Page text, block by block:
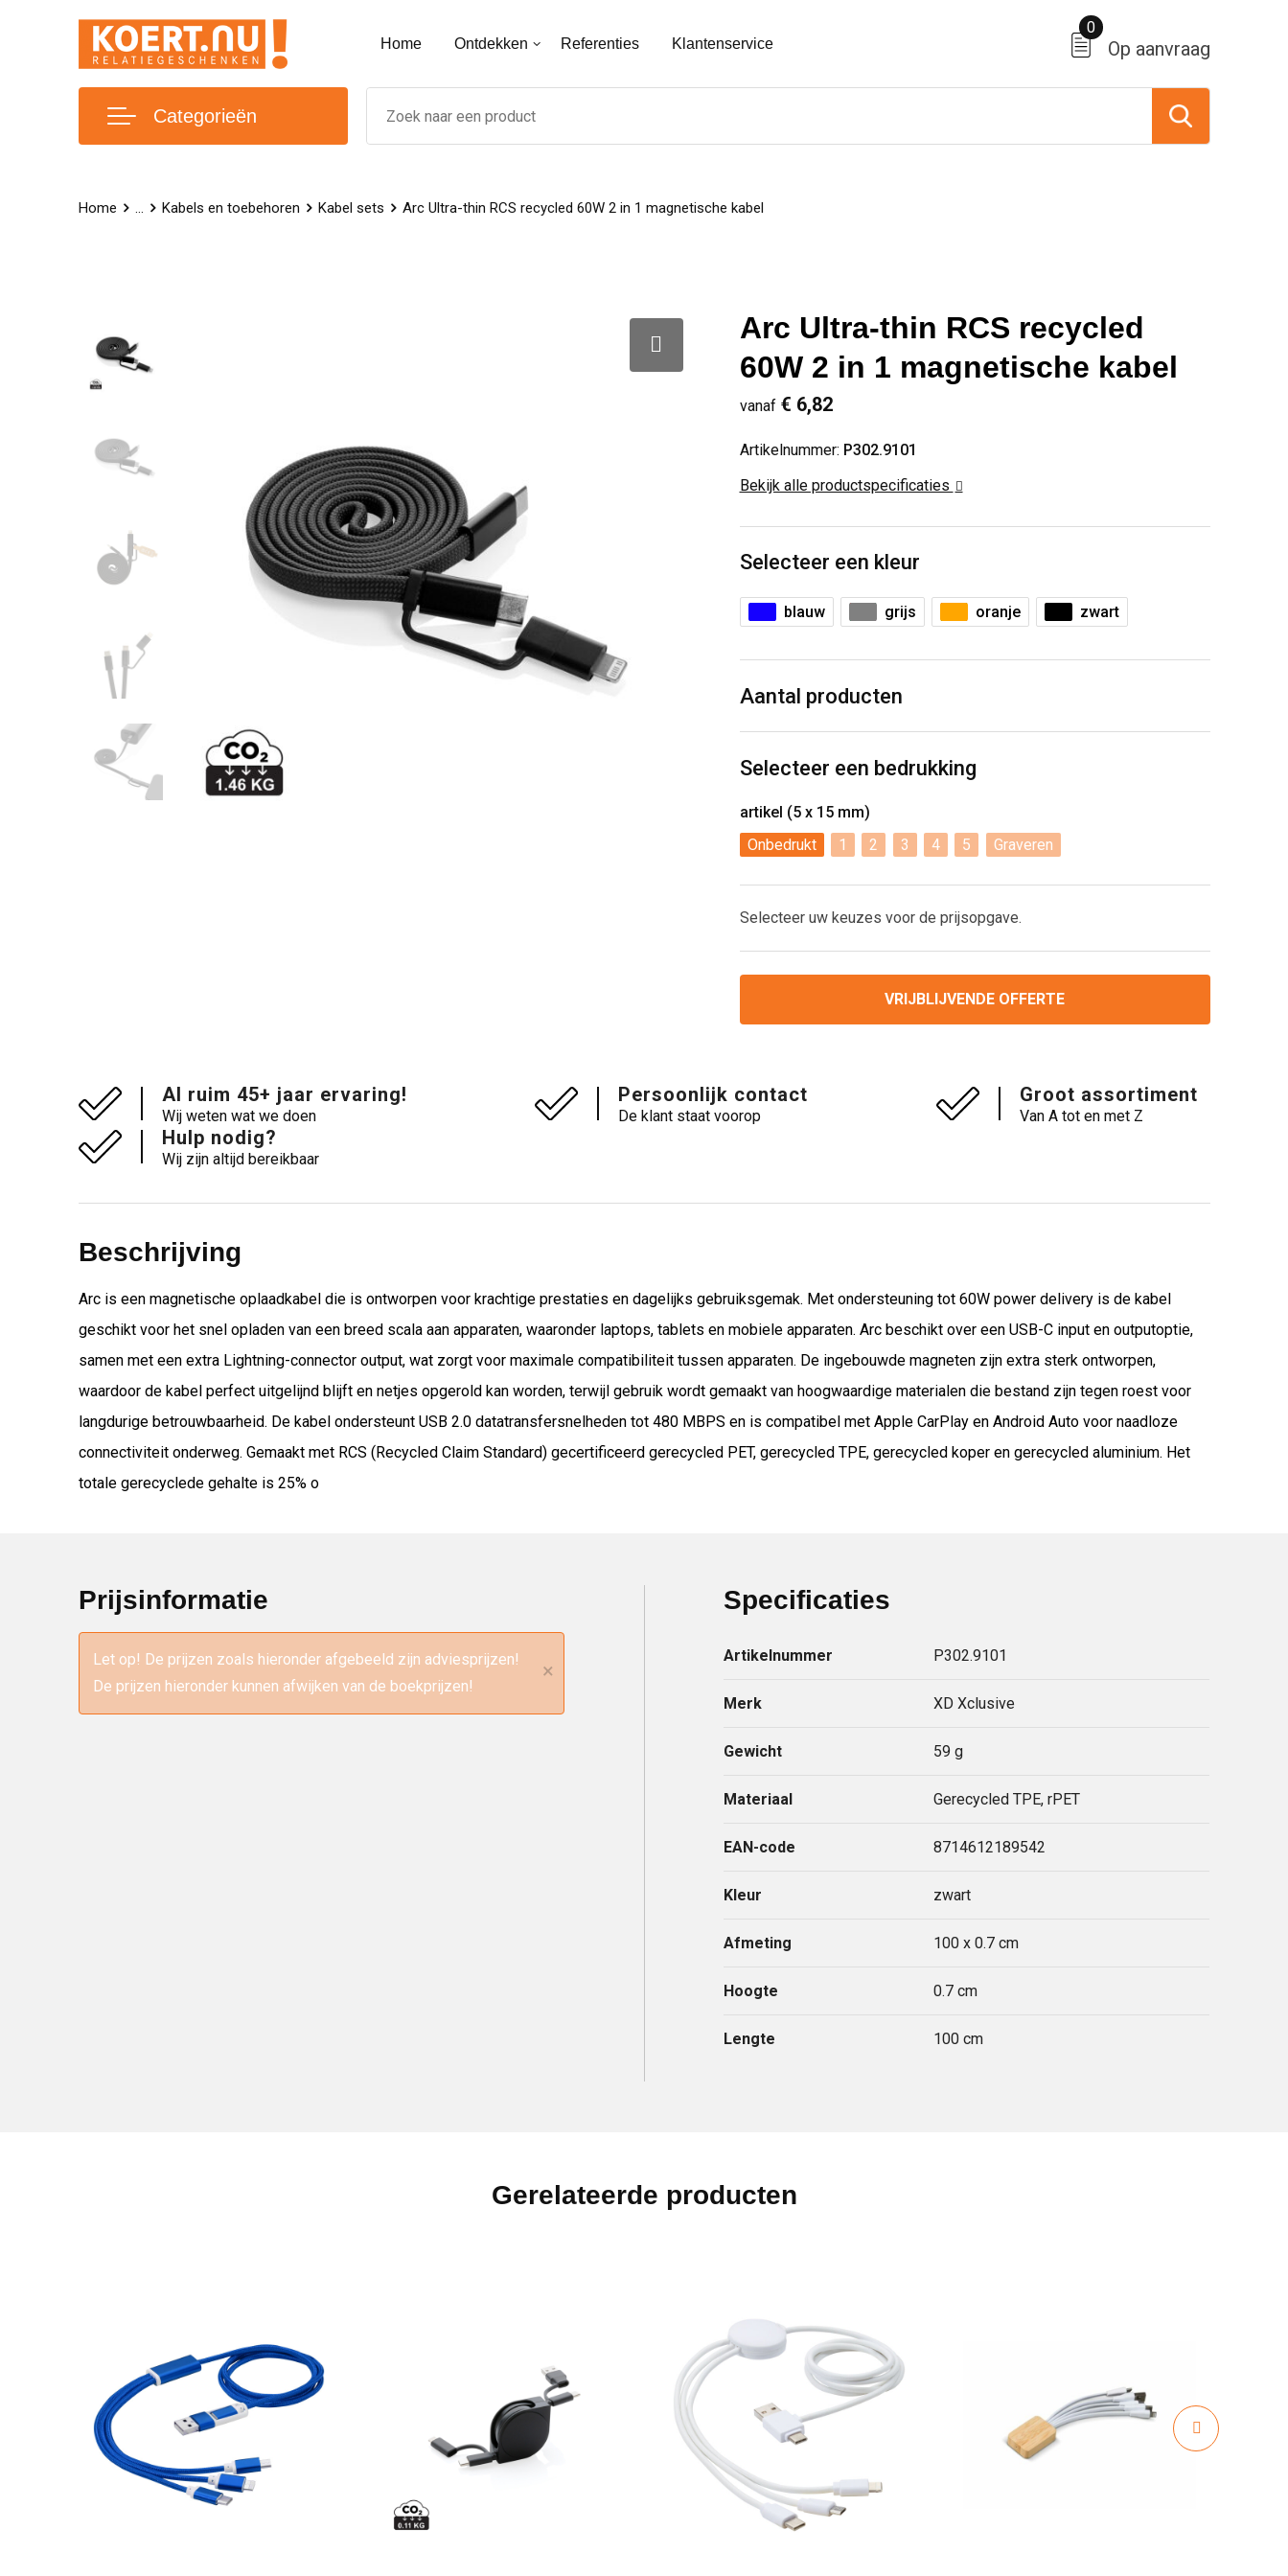
Home Ontdekken Referenties Klantenservice Op aanvraag
0
Categorieën
Home ... Kabels en toebehoren Kabel sets Arc Ultra-thin RCS recycled 60W 2 in 1 magnetische kabel
Arc Ultra-thin RCS recycled
60W 2 in 1 magnetische kabel
vanaf € 6,82
Artikelnummer: P302.9101
Bekijk alle productspecificaties
Selecteer een kleur
blauw grijs oranje zwart
Aantal producten
Selecteer een bedrukking
artikel (5 x 15 mm)
Onbedrukt
1 2 3 4 5 Graveren
Selecteer uw keuzes voor de prijsopgave.
VRIJBLIJVENDE OFFERTE
Al ruim 45+ jaar ervaring!
Wij weten wat we doen
Persoonlijk contact
De klant staat voorop
Groot assortiment
Van A tot en met Z
Hulp nodig?
Wij zijn altijd bereikbaar
Beschrijving
Arc is een magnetische oplaadkabel die is ontworpen voor krachtige prestaties en dagelijks gebruiksgemak. Met ondersteuning tot 60W power delivery is de kabel
geschikt voor het snel opladen van een breed scala aan apparaten, waaronder laptops, tablets en mobiele apparaten. Arc beschikt over een USB-C input en outputoptie,
samen met een extra Lightning-connector output, wat zorgt voor maximale compatibiliteit tussen apparaten. De ingebouwde magneten zijn extra sterk ontworpen,
waardoor de kabel perfect uitgelijnd blijft en netjes opgerold kan worden, terwijl gebruik wordt gemaakt van hoogwaardige materialen die bestand zijn tegen roest voor
langdurige betrouwbaarheid. De kabel ondersteunt USB 2.0 datatransfersnelheden tot 480 MBPS en is compatibel met Apple CarPlay en Android Auto voor naadloze
connectiviteit onderweg. Gemaakt met RCS (Recycled Claim Standard) gecertificeerd gerecycled PET, gerecycled TPE, gerecycled koper en gerecycled aluminium. Het
totale gerecyclede gehalte is 25% o
Prijsinformatie
Let op! De prijzen zoals hieronder afgebeeld zijn adviesprijzen!
De prijzen hieronder kunnen afwijken van de boekprijzen!
×
Specificaties
Artikelnummer P302.9101
Merk XD Xclusive
Gewicht 59 g
Materiaal Gerecycled TPE, rPET
EAN-code 8714612189542
Kleur zwart
Afmeting 100 x 0.7 cm
Hoogte 0.7 cm
Lengte 100 cm
Gerelateerde producten